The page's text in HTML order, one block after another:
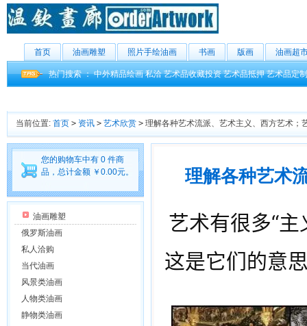
首页 油画雕塑 照片手绘油画 书画 版画 油画超
热门搜索 ：中外精品绘画 私洽 艺术品收藏投资 艺术品抵押 艺术品定制
当前位置: 首页 > 资讯 > 艺术欣赏 > 理解各种艺术流派、艺术主义、西方艺术；
您的购物车中有 0 件商
品，总计金额 ￥0.00元。
油画雕塑
俄罗斯油画
私人洽购
当代油画
风景类油画
人物类油画
静物类油画
理解各种艺术
艺术有很多“主
这是它们的意